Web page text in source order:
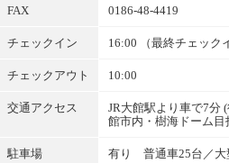
FAX 0186-48-4419
チェックイン 16:00 （最終チェック
チェックアウト 10:00
交通アクセス
JR大館駅より車で7分
館市内・樹海ドーム目
駐車場 有り 普通車25台／